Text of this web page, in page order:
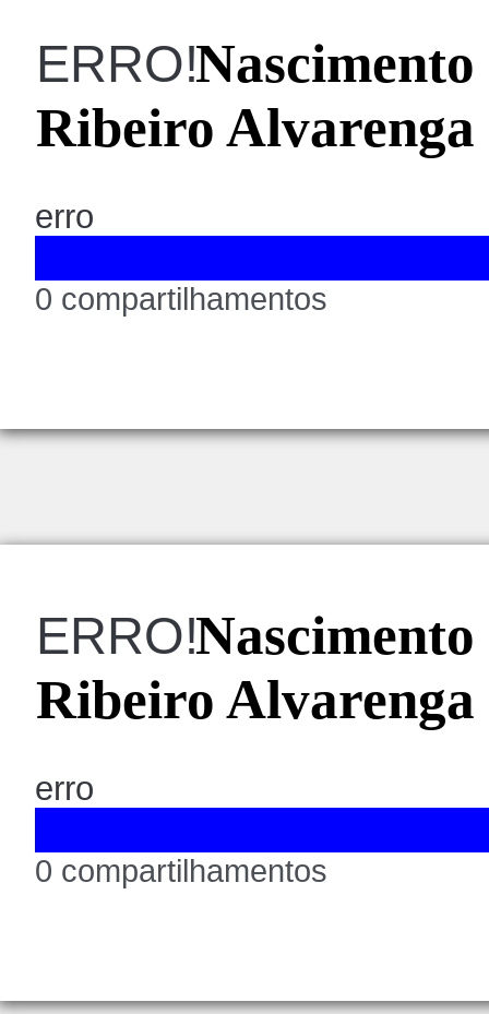
ERRO!Nascimento
Ribeiro Alvarenga
erro
0 compartilhamentos
ERRO!Nascimento
Ribeiro Alvarenga
erro
0 compartilhamentos